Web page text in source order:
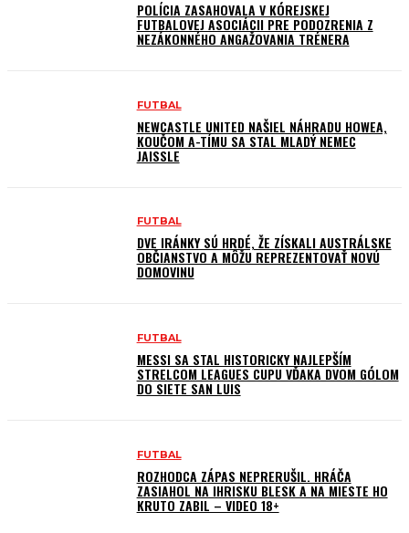
POLÍCIA ZASAHOVALA V KÓREJSKEJ
FUTBALOVEJ ASOCIÁCII PRE PODOZRENIA Z
NEZÁKONNÉHO ANGAŽOVANIA TRÉNERA
FUTBAL
NEWCASTLE UNITED NAŠIEL NÁHRADU HOWEA,
KOUČOM A-TÍMU SA STAL MLADÝ NEMEC
JAISSLE
FUTBAL
DVE IRÁNKY SÚ HRDÉ, ŽE ZÍSKALI AUSTRÁLSKE
OBČIANSTVO A MÔŽU REPREZENTOVAŤ NOVÚ
DOMOVINU
FUTBAL
MESSI SA STAL HISTORICKY NAJLEPŠÍM
STRELCOM LEAGUES CUPU VĎAKA DVOM GÓLOM
DO SIETE SAN LUIS
FUTBAL
ROZHODCA ZÁPAS NEPRERUŠIL. HRÁČA
ZASIAHOL NA IHRISKU BLESK A NA MIESTE HO
KRUTO ZABIL – VIDEO 18+